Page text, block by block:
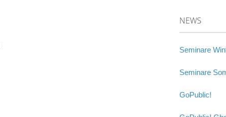
NEWS
Seminare
Seminare
GoPublic!